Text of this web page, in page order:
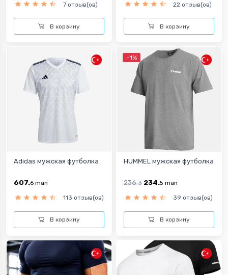
7 отзыв(ов)
В корзину
22 отзыв(ов)
В корзину
Adidas мужская футболка
607.6 man
113 отзыв(ов)
В корзину
-1%
HUMMEL мужская футболка
236.3 234.5 man
39 отзыв(ов)
В корзину